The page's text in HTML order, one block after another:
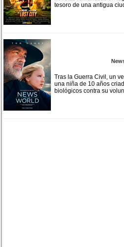
tesoro de una antigua
Tras la Guerra Civil, un
una niña de 10 años
biológicos contra su